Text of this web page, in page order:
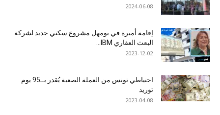
2024-06-08
إقامة أميرة في بومهل مشروع سكني جديد لشركة
البعث العقاري IBM...
2023-12-02
احتياطي تونس من العملة الصعبة يُقدر بــ95 يوم
توريد
2023-04-08